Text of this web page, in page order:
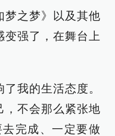
梦之梦》以及其他
变强了，在舞台上
我的生活态度。
，不会那么紧张地
完成、一定要做